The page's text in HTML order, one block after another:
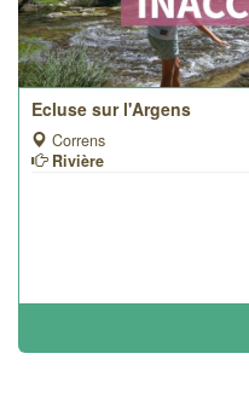
Ecluse sur l'Argens
Correns
Rivière